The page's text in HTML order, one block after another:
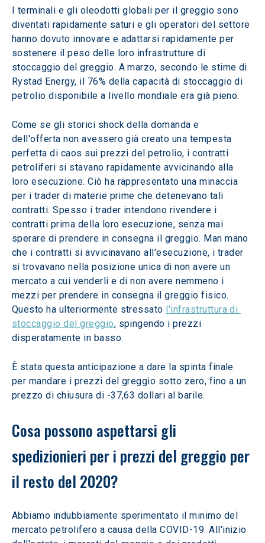
I terminali e gli oleodotti globali per il greggio sono
diventati rapidamente saturi e gli operatori del settore
hanno dovuto innovare e adattarsi rapidamente per
sostenere il peso delle loro infrastrutture di
stoccaggio del greggio. A marzo, secondo le stime di
Rystad Energy, il 76% della capacità di stoccaggio di
petrolio disponibile a livello mondiale era già pieno.
Come se gli storici shock della domanda e
dell'offerta non avessero già creato una tempesta
perfetta di caos sui prezzi del petrolio, i contratti
petroliferi si stavano rapidamente avvicinando alla
loro esecuzione. Ciò ha rappresentato una minaccia
per i trader di materie prime che detenevano tali
contratti. Spesso i trader intendono rivendere i
contratti prima della loro esecuzione, senza mai
sperare di prendere in consegna il greggio. Man mano
che i contratti si avvicinavano all'esecuzione, i trader
si trovavano nella posizione unica di non avere un
mercato a cui venderli e di non avere nemmeno i
mezzi per prendere in consegna il greggio fisico.
Questo ha ulteriormente stressato l'infrastruttura di
stoccaggio del greggio, spingendo i prezzi
disperatamente in basso.
È stata questa anticipazione a dare la spinta finale
per mandare i prezzi del greggio sotto zero, fino a un
prezzo di chiusura di -37,63 dollari al barile.
Cosa possono aspettarsi gli
spedizionieri per i prezzi del greggio per
il resto del 2020?
Abbiamo indubbiamente sperimentato il minimo del
mercato petrolifero a causa della COVID-19. All'inizio